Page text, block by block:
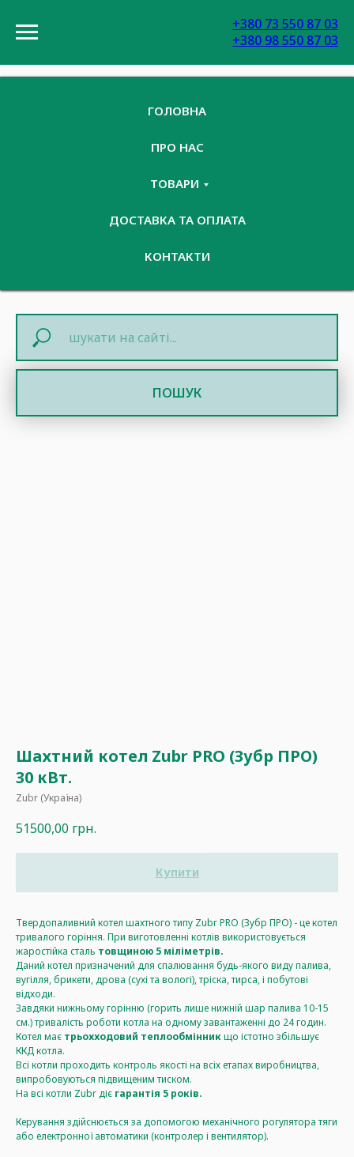
+380 73 550 87 03
+380 98 550 87 03
ГОЛОВНА
ПРО НАС
ТОВАРИ
ДОСТАВКА ТА ОПЛАТА
КОНТАКТИ
ПОШУК
Шахтний котел Zubr PRO (Зубр ПРО)
30 кВт.
Zubr (Україна)
51500,00 грн.
Купити
Твердопаливний котел шахтного типу Zubr PRO (Зубр ПРО) - це котел
тривалого горіння. При виготовленні котлів використовується
жаростійка сталь товщиною 5 міліметрів.
Даний котел призначений для спалювання будь-якого виду палива,
вугілля, брикети, дрова (сухі та вологі), тріска, тирса, і побутові
відходи.
Завдяки нижньому горінню (горить лише нижній шар палива 10-15
см.) тривалість роботи котла на одному завантаженні до 24 годин.
Котел має трьохходовий теплообмінникщо істотно збільшує
ККД котла.
Всі котли проходить контроль якості на всіх етапах виробництва,
випробовуються підвищеним тиском.
На всі котли Zubr діє гарантія 5 років.
Керування здійснюється за допомогою механічного рогулятора тяги
або електронної автоматики (контролер і вентилятор).